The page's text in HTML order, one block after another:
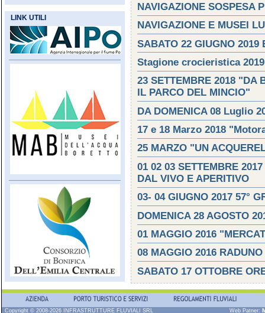
LINK UTILI
NAVIGAZIONE SOSPESA
NAVIGAZIONE E MUSEI
SABATO 22 GIUGNO 2019
Stagione crocieristica 2019
23 SETTEMBRE 2018 "DA
IL PARCO DEL MINCIO"
DA DOMENICA 08 Luglio
17 e 18 Marzo 2018
25 MARZO "UN
01 02 03 SETTEMBRE
DAL VIVO E APERITIVO
03- 04 GIUGNO 2017 57°
DOMENICA 28 AGOSTO
01 MAGGIO 2016
08 MAGGIO 2016
SABATO 17 OTTOBRE
Copyright © 2008-2026 INFRASTRUTTURE FLUVIALI SRL
Web Patner: